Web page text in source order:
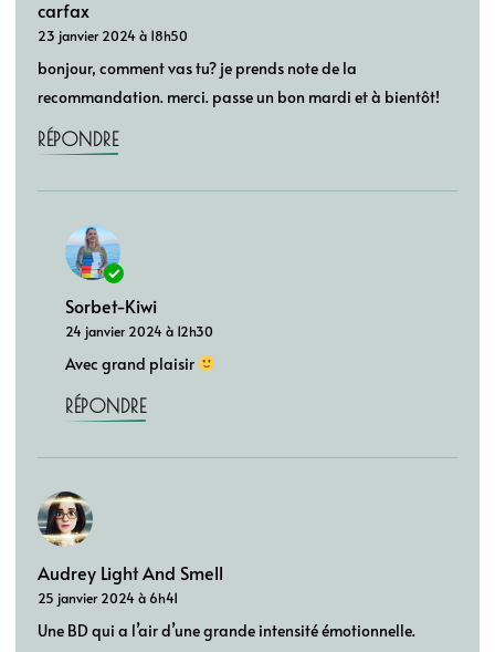
carfax
23 janvier 2024 à 18h50
bonjour, comment vas tu? je prends note de la
recommandation. merci. passe un bon mardi et à bientôt!
RÉPONDRE
Sorbet-Kiwi
24 janvier 2024 à 12h30
Avec grand plaisir
RÉPONDRE
Audrey Light And Smell
25 janvier 2024 à 6h41
Une BD qui a l’air d’une grande intensité émotionnelle.